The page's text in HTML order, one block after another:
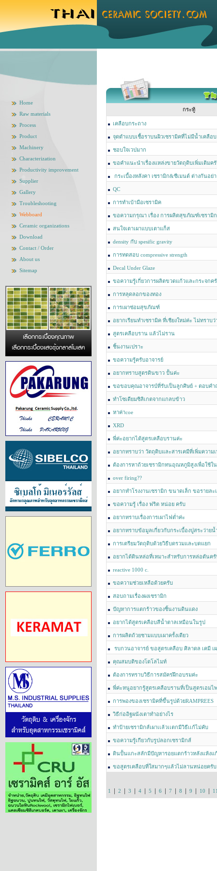
Home
Raw materials
Process
Product
Machinery
Characterization
Productivity improvement
Supplier
Gallery
Troubleshooting
Webboard
Ceramic organizations
Download
Contact / Order
About us
Sitemap
กระทู้
เคลือบกระถาง
จุดดำแบบเชื้อราบนผิวเซรามิคที่ไม่มีน้ำเคลือบ
ชอบใจเวปมาก
ขอคำแนะนำเรื่องแหล่งขายวัตถุดิบเพิ่มเติมค
กระเบื้องหลังคา เซรามิก&ซีเมนต์ ต่างกันอย่
QC
การทำเบ้ามือเซรามิค
ขอความกรุณา เรื่อง การผลิตสุขภัณฑ์เซรามิ
สนใจเตาเผาแบบเตาแก็ส
density กับ spesific gravity
การทดสอบ compressive strength
Decal Under Glaze
ขอความรู้เกี่ยวการผลิตขวดแก้วและกระจกค
การหลุดลอกของทอง
การเผาซ่อมสุขภัณฑ์
อยากเรียนทำเซรามิค ที่เชียงใหม่ค่ะ ไม่ทราบ
สูตรเคลือบราน แล้วไม่ราน
ชิ้นงานเปราะ
ขอความรู้ครับอาจารย์
อยากทราบสูตรดินขาว ปั้นค่ะ
ขอขอบคุณอาจารบ์ที่รับเป็นลูกศิษย์ + ตอบคำ
ทำโซเดียมซิลิเกตจากแกลบข้าว
หาค่าcoe
XRD
พี่ค่ะอยากได้สูตรเคลือบรานค่ะ
อยากทราบว่า วัตถุดิบและสารเคมีที่เพิ่มความ
ต้องการหาถ้วยเซรามิกทนอุณหภูมิสูงเพื่อใช้ใ
over firing??
อยากทำโรงงานเซรามิก ขนาดเล็ก ขอรายล
ขอความรู้ เรื่อง ฟริต หน่อย ครับ
อยากทราบเรื่องการเผาไฟต่ำค่ะ
อยากทราบข้อมูลเกี่ยวกับกระเบื้องปูสระว่าย
ซึมน้ำไม่เกินเท่าไหร่ค่ะ ขอบคุณค่ะ
การเตรียมวัตถุดิบด้วยวิธีบดรวมและบดแยก
อยากได้ดินหล่อที่เหมาะสำหรับการหล่อตันครั
reactive 1000 c.
ขอความช่วยเหลือด้วยครับ
สอบถามเรื่องผงเซรามิก
ปัญหาการแตกร้าวของชิ้นงานดินแดง
อยากได้สูตรเคลือบสีน้ำตาลเหมือนในรูป
การผลิตถ้วยชามแบบเผาครั้งเดียว
รบกวนอาจารย์ ขอสูตรเคลือบ ศิลาดล เคมี เ
คุณสมบติของโดโลไมท์
ต้องการทราบวิธีการสมัครฝึกอบรมค่ะ
พี่ค่ะหนูอยากรู้สูตรเคลือบรานที่เป็นสูตรเอมไ
การพองของเซรามิคที่ขึ้นรูปด้วยRAMPREES
วิธีก่ออิฐผนังเตาทำอย่างไร
ทำป้ายเซรามิกส์เผาเเล้วเเตกมีวิธีเเก้ไม่คับ
ขอความรู้เกียวกับรูปลอกเซรามิกส์
ดินปั้นแกะสลักมีปัญหารอยแตกร้าวหลังแห้งแ
ขอสูตรเคลือบที่ใสมากๆแล้วไม่ลานหน่อยครับ
1 | 2 | 3 | 4 | 5 | 6 | 7 | 8 | 9 | 10 |